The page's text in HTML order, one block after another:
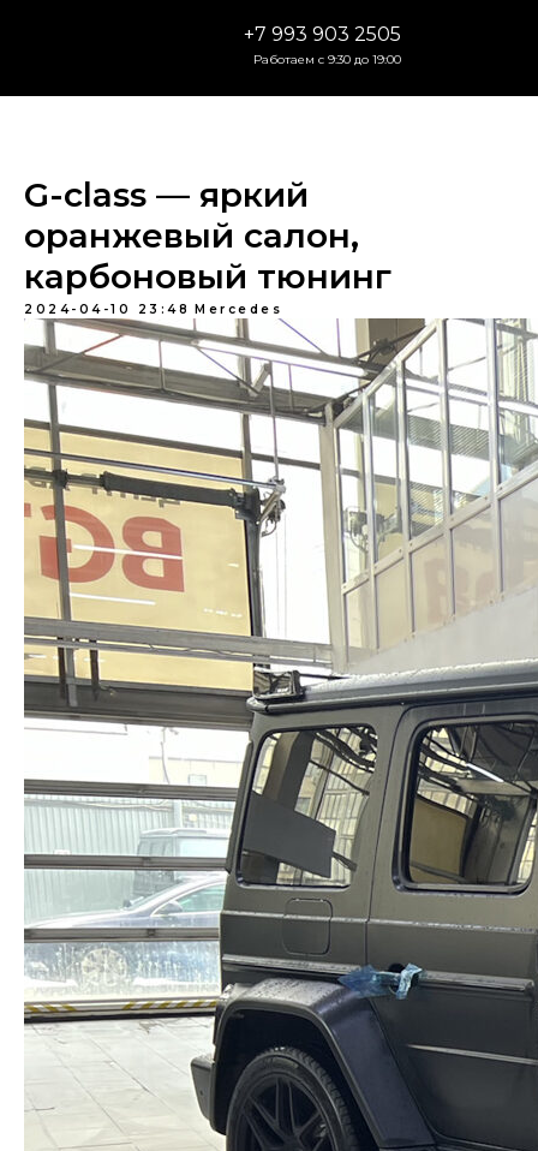
Работаем с 9:30 до 19:00
Заказать звонок
+7 993 903 2505
G-class — яркий
оранжевый салон,
карбоновый тюнинг
2024-04-10 23:48 Mercedes